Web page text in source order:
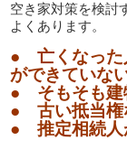
空き家対策を検討
よくあります。
● 亡くなった
ができていな
● そもそも建
● 古い抵当権
● 推定相続人